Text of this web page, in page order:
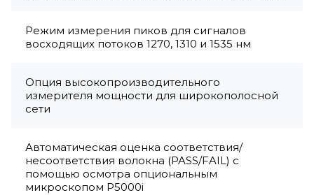
Режим измерения пиков для сигналов
восходящих потоков 1270, 1310 и 1535 нм
Опция высокопроизводительного
измерителя мощности для широкополосной
сети
Автоматическая оценка соответствия/
несоответствия волокна (PASS/FAIL) с
помощью осмотра опциональным
микроскопом P5000i